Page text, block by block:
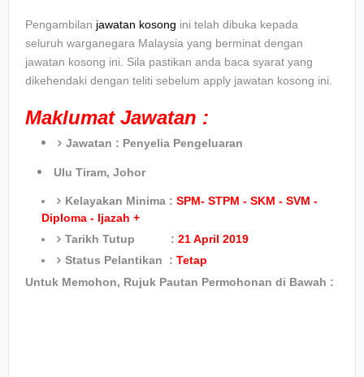
Pengambilan jawatan kosong ini telah dibuka kepada
seluruh warganegara Malaysia yang berminat dengan
jawatan kosong ini. Sila pastikan anda baca syarat yang
dikehendaki dengan teliti sebelum apply jawatan kosong ini.
Maklumat Jawatan :
Jawatan : Penyelia Pengeluaran
Ulu Tiram, Johor
Kelayakan Minima : SPM- STPM - SKM - SVM -
Diploma - Ijazah +
Tarikh Tutup : 21 April 2019
Status Pelantikan : Tetap
Untuk Memohon, Rujuk Pautan Permohonan di Bawah :